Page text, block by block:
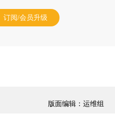
订阅/会员升级
版面编辑：运维组